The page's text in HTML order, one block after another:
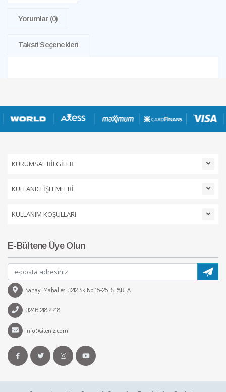
Yorumlar (0)
Taksit Seçenekleri
KURUMSAL BİLGİLER
KULLANICI İŞLEMLERİ
KULLANIM KOŞULLARI
E-Bültene Üye Olun
Sanayi Mahallesi 3212 Sk No:15-25 ISPARTA
0246 218 2 218
info@siteniz.com